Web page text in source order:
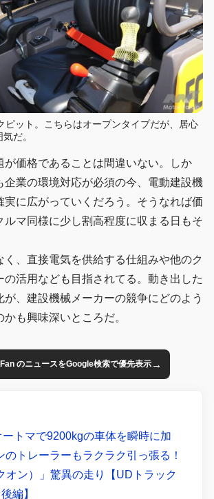
ピット。こちらはオープンタイプだが、居心
だ。
が価格であることは間違いない。しか
企業の環境対応が必須の今、電動建設機
実に広がっていくだろう。そうなれば価
ルマ同様に少し割高程度に収まる日もそ
く、直接電気を供給する仕組みや他のク
の活用なども目指されてる。動き出した
が、建設機械メーカーの競争にどのよう
も興味深いところだ。
のニュースをGoogle検索で優先表示→
ートマで9200kgの車体を瞬時に加
のトレーラーもラクラク引っ張る！
オン）」驚異の走り【UDトラック
編】